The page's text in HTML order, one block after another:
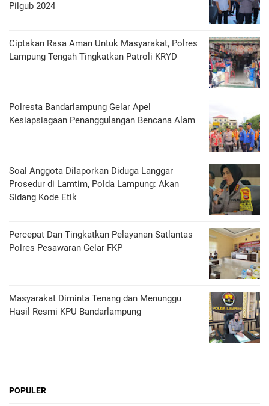
Pilgub 2024
Ciptakan Rasa Aman Untuk Masyarakat, Polres
Lampung Tengah Tingkatkan Patroli KRYD
Polresta Bandarlampung Gelar Apel
Kesiapsiagaan Penanggulangan Bencana Alam
Soal Anggota Dilaporkan Diduga Langgar
Prosedur di Lamtim, Polda Lampung: Akan
Sidang Kode Etik
Percepat Dan Tingkatkan Pelayanan Satlantas
Polres Pesawaran Gelar FKP
Masyarakat Diminta Tenang dan Menunggu
Hasil Resmi KPU Bandarlampung
POPULER